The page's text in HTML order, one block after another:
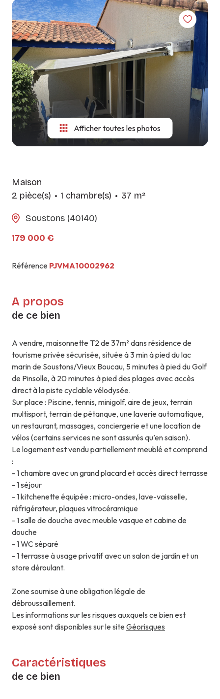
CONSITUTER
VOTRE
DOSSIER
GUIDE DU
LOCATAIRE
LES
AGENCES
NOS
MÉTIERS
CONTACT
SYNDIC
Afficher toutes les photos
Maison
2 pièce(s)
1 chambre(s) 37 m²
Soustons (40140)
179 000 €
Référence PJVMA10002962
A propos
de ce bien
A vendre, maisonnette T2 de 37m² dans résidence de
tourisme privée sécurisée, située à 3 min à pied du lac
marin de Soustons/Vieux Boucau, 5 minutes à pied du Golf
de Pinsolle, à 20 minutes à pied des plages avec accès
direct à la piste cyclable vélodysée.
Sur place : Piscine, tennis, minigolf, aire de jeux, terrain
multisport, terrain de pétanque, une laverie automatique,
un restaurant, massages, conciergerie et une location de
vélos (certains services ne sont assurés qu’en saison).
Le logement est vendu partiellement meublé et comprend
:
- 1 chambre avec un grand placard et accès direct terrasse
- 1 séjour
- 1 kitchenette équipée : micro-ondes, lave-vaisselle,
réfrigérateur, plaques vitrocéramique
- 1 salle de douche avec meuble vasque et cabine de
douche
- 1 WC séparé
- 1 terrasse à usage privatif avec un salon de jardin et un
store déroulant.
Zone soumise à une obligation légale de
débroussaillement.
Les informations sur les risques auxquels ce bien est
exposé sont disponibles sur le site Géorisques
Caractéristiques
de ce bien